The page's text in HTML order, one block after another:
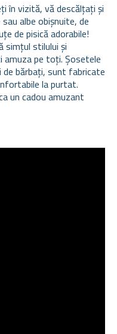
în vizită, vă descălțați și
albe obișnuite, de
de pisică adorabile!
simțul stilului și
amuza pe toți. Șosetele
bărbați, sunt fabricate
la purtat.
un cadou amuzant